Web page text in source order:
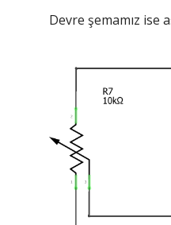
Devre şemamız ise